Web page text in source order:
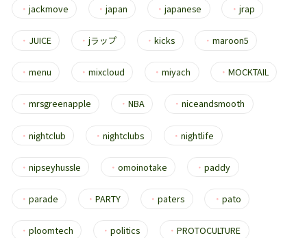
・ jackmove ・japan ・japanese ・ jrap
・ JUICE ・jラップ ・kicks ・ maroon5
・ menu ・mixcloud ・miyach ・ MOCKTAIL
・ mrsgreenapple ・NBA ・niceandsmooth
・ nightclub ・nightclubs ・nightlife
・ nipseyhussle ・omoinotake ・paddy
・ parade ・PARTY ・paters ・ pato
・ ploomtech ・politics ・PROTOCULTURE